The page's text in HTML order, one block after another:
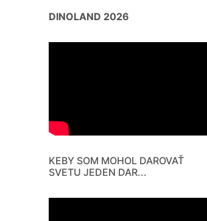
DINOLAND 2026
KEBY SOM MOHOL DAROVAŤ
SVETU JEDEN DAR...